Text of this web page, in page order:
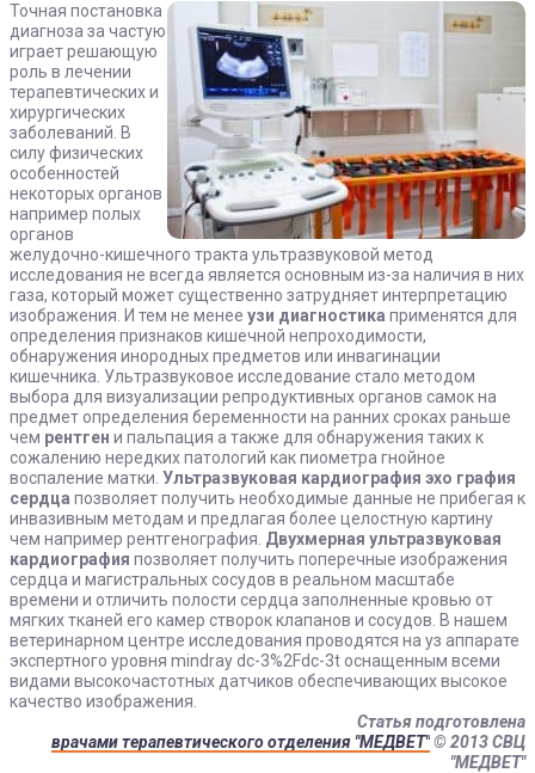
Точная постановка
диагноза за частую
играет решающую
роль в лечении
терапевтических и
хирургических
заболеваний. В
силу физических
особенностей
некоторых органов
например полых
органов
желудочно-кишечного тракта ультразвуковой метод
исследования не всегда является основным из-за наличия в них
газа, который может существенно затрудняет интерпретацию
изображения. И тем не менее узи диагностика применятся для
определения признаков кишечной непроходимости,
обнаружения инородных предметов или инвагинации
кишечника. Ультразвуковое исследование стало методом
выбора для визуализации репродуктивных органов самок на
предмет определения беременности на ранних сроках раньше
чем рентген и пальпация а также для обнаружения таких к
сожалению нередких патологий как пиометра гнойное
воспаление матки. Ультразвуковая кардиография эхо графия
сердца позволяет получить необходимые данные не прибегая к
инвазивным методам и предлагая более целостную картину
чем например рентгенография. Двухмерная ультразвуковая
кардиография позволяет получить поперечные изображения
сердца и магистральных сосудов в реальном масштабе
времени и отличить полости сердца заполненные кровью от
мягких тканей его камер створок клапанов и сосудов. В нашем
ветеринарном центре исследования проводятся на уз аппарате
экспертного уровня mindray dc-3%2Fdc-3t оснащенным всеми
видами высокочастотных датчиков обеспечивающих высокое
качество изображения.
Статья подготовлена
врачами терапевтического отделения "МЕДВЕТ"© 2013 СВЦ
"МЕДВЕТ"